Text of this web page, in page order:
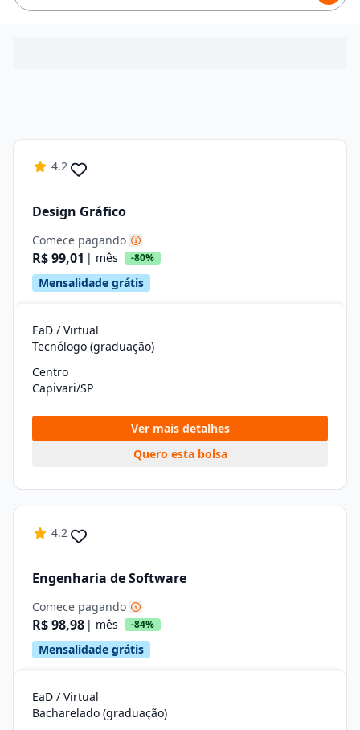
4.2
Design Gráfico
Comece pagando
R$ 99,01 | mês -80%
Mensalidade grátis
EaD / Virtual
Tecnólogo (graduação)
Centro
Capivari/SP
Ver mais detalhes
Quero esta bolsa
4.2
Engenharia de Software
Comece pagando
R$ 98,98 | mês -84%
Mensalidade grátis
EaD / Virtual
Bacharelado (graduação)